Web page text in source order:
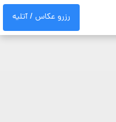
رزرو عکاس / آتلیه